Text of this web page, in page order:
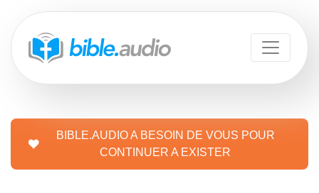
BIBLE.AUDIO A BESOIN DE VOUS POUR
CONTINUER A EXISTER